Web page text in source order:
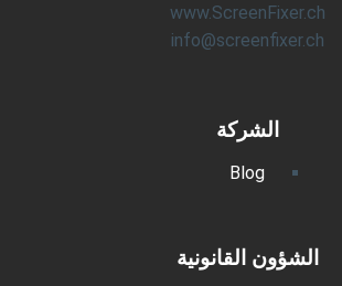
www.ScreenFixer.ch
info@screenfixer.ch
الشركة
Blog
الشؤون القانونية